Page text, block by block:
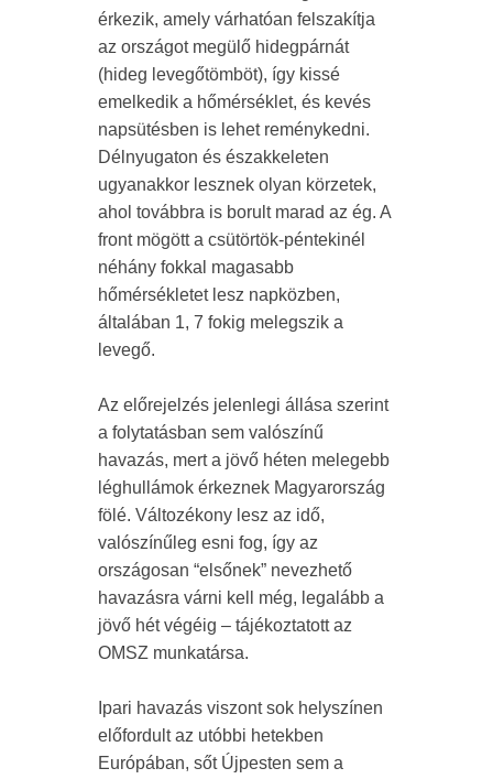
érkezik, amely várhatóan felszakítja
az országot megülő hidegpárnát
(hideg levegőtömböt), így kissé
emelkedik a hőmérséklet, és kevés
napsütésben is lehet reménykedni.
Délnyugaton és északkeleten
ugyanakkor lesznek olyan körzetek,
ahol továbbra is borult marad az ég. A
front mögött a csütörtök-péntekinél
néhány fokkal magasabb
hőmérsékletet lesz napközben,
általában 1, 7 fokig melegszik a
levegő.
Az előrejelzés jelenlegi állása szerint
a folytatásban sem valószínű
havazás, mert a jövő héten melegebb
léghullámok érkeznek Magyarország
fölé. Változékony lesz az idő,
valószínűleg esni fog, így az
országosan “elsőnek” nevezhető
havazásra várni kell még, legalább a
jövő hét végéig – tájékoztatott az
OMSZ munkatársa.
Ipari havazás viszont sok helyszínen
előfordult az utóbbi hetekben
Európában, sőt Újpesten sem a